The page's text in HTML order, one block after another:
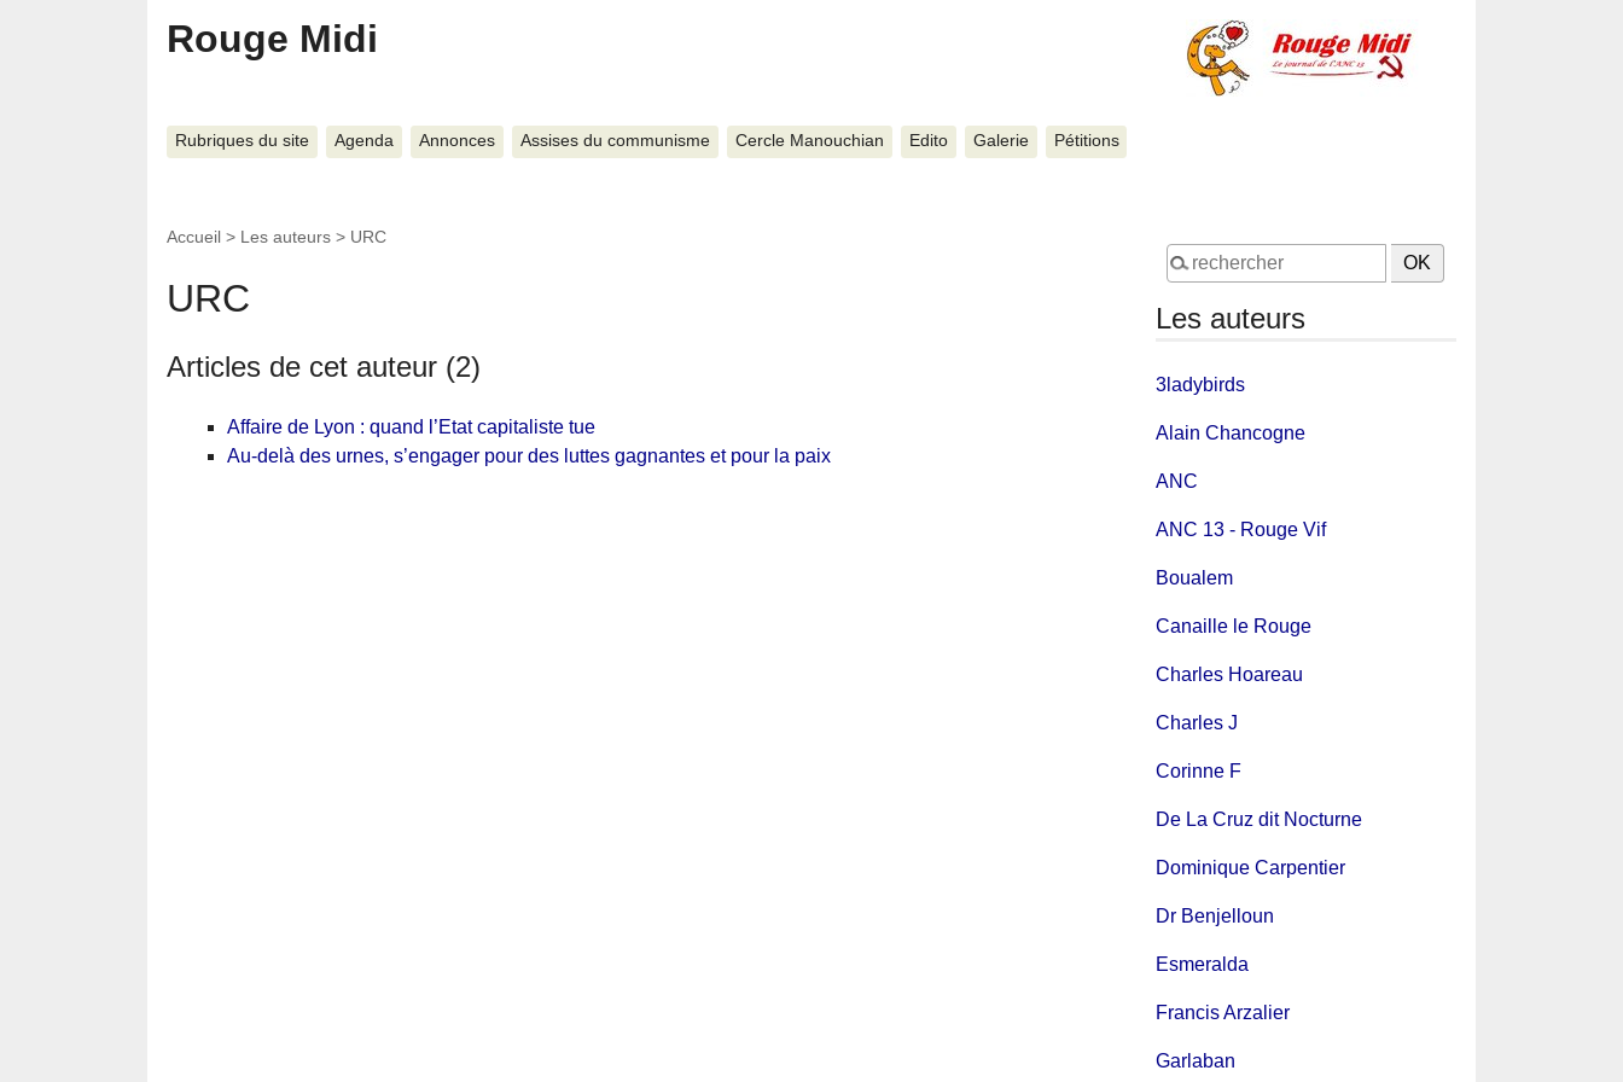
Rouge Midi
Rubriques du site Agenda Annonces Assises du communisme Cercle Manouchian Edito Galerie Pétitions
Accueil > Les auteurs > URC
URC
Articles de cet auteur (2)
Affaire de Lyon : quand l’Etat capitaliste tue
Au-delà des urnes, s’engager pour des luttes gagnantes et pour la paix
Les auteurs
3ladybirds
Alain Chancogne
ANC
ANC 13 - Rouge Vif
Boualem
Canaille le Rouge
Charles Hoareau
Charles J
Corinne F
De La Cruz dit Nocturne
Dominique Carpentier
Dr Benjelloun
Esmeralda
Francis Arzalier
Garlaban